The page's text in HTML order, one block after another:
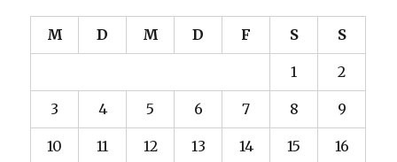
M D M D F S S
1 2
3 4 5 6 7 8 9
10 11 12 13 14 15 16